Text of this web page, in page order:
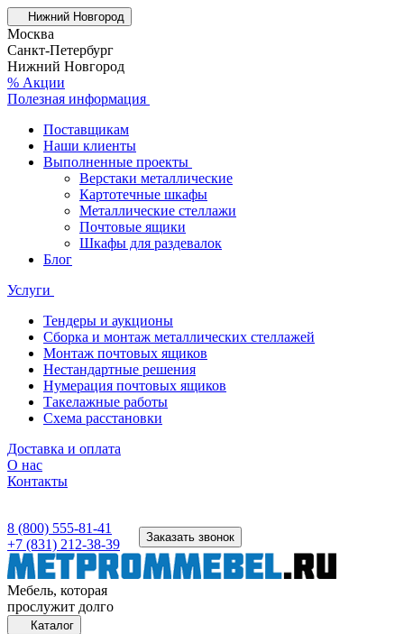
Нижний Новгород
Москва
Санкт-Петербург
Нижний Новгород
% Акции
Полезная информация
Поставщикам
Наши клиенты
Выполненные проекты
Верстаки металлические
Картотечные шкафы
Металлические стеллажи
Почтовые ящики
Шкафы для раздевалок
Блог
Услуги
Тендеры и аукционы
Сборка и монтаж металлических стеллажей
Монтаж почтовых ящиков
Нестандартные решения
Нумерация почтовых ящиков
Такелажные работы
Схема расстановки
Доставка и оплата
О нас
Контакты
8 (800) 555-81-41
+7 (831) 212-38-39
Заказать звонок
Мебель, которая
прослужит долго
Каталог